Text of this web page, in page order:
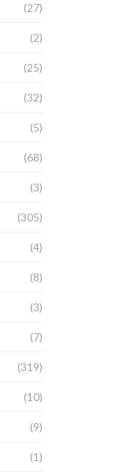
(27)
(2)
(25)
(32)
(5)
(68)
(3)
(305)
(4)
(8)
(3)
(7)
(319)
(10)
(9)
(1)